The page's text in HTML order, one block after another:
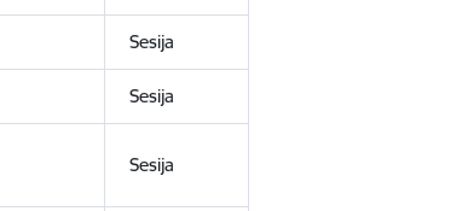
Sesija
Sesija
Sesija